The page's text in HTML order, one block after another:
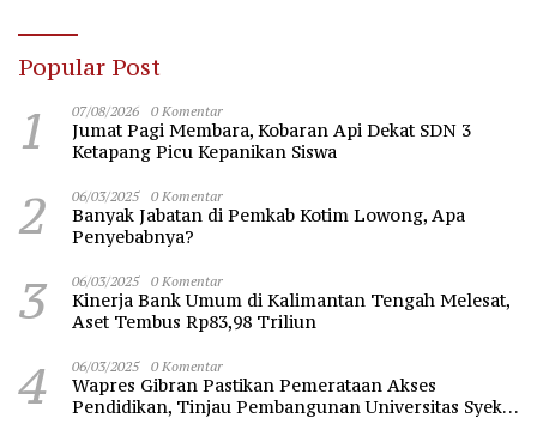
Popular Post
1 07/08/2026 0 Komentar
Jumat Pagi Membara, Kobaran Api Dekat SDN 3
Ketapang Picu Kepanikan Siswa
2 06/03/2025 0 Komentar
Banyak Jabatan di Pemkab Kotim Lowong, Apa
Penyebabnya?
3 06/03/2025 0 Komentar
Kinerja Bank Umum di Kalimantan Tengah Melesat,
Aset Tembus Rp83,98 Triliun
4 06/03/2025 0 Komentar
Wapres Gibran Pastikan Pemerataan Akses
Pendidikan, Tinjau Pembangunan Universitas Syekh